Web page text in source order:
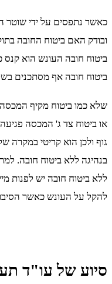
כאשר נתפסים על ידי שוטר
ובודק האם ביטוח החובה
ביטוח חובה העונש הוא
ביטוח חובה אף מסתכנים
שלא כמו ביטוח מקיף
או ביטוח צד ג' המכסה
גוף ולכן הוא קריטי במקרה
בנהיגה ללא ביטוח חובה.
ללא ביטוח חובה יש לפנות
להקל על העונש כאשר
סיוע של עו"ד